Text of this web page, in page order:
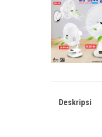
Deskripsi